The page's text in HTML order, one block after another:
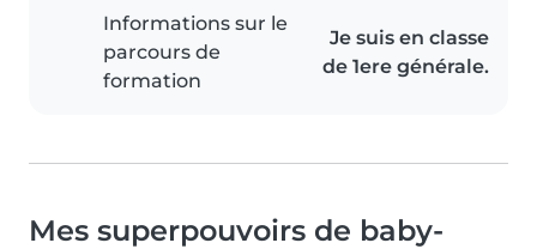
Informations sur le
parcours de
formation
Je suis en classe
de 1ere générale.
Mes superpouvoirs de baby-